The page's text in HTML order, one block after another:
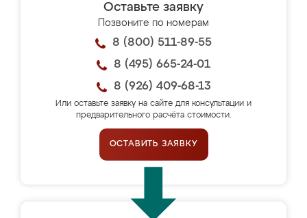
Оставьте заявку
Позвоните по номерам
8 (800) 511-89-55
8 (495) 665-24-01
8 (926) 409-68-13
Или оставьте заявку на сайте для консультации и
предварительного расчёта стоимости.
ОСТАВИТЬ ЗАЯВКУ